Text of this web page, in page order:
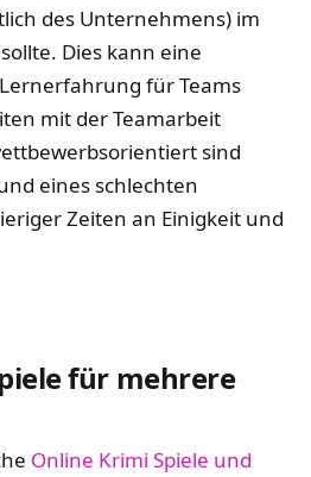
des Unternehmens) im
Dies kann eine
für Teams
mit der Teamarbeit
sind
eines schlechten
Zeiten an Einigkeit und
für mehrere
Online Krimi Spiele und